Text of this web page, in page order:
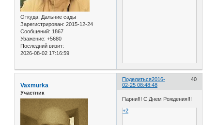
Откуда: Дальние сады
Зарегистрирован: 2015-12-24
Сообщений: 1867
Уважение: +5680
Последний визит:
2026-08-02 17:16:59
Поделиться 40
2016-
02-25 08:48:48
Vaxmurka
Участник
Парни!!! С Днем Рождения!!!
+2